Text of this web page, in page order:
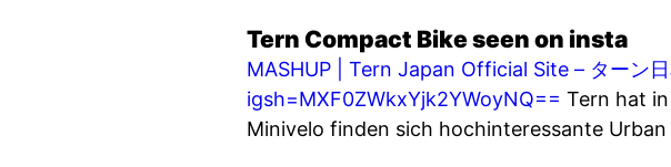
Tern Compact Bike seen on insta
MASHUP | Tern Japan Official Site – ターン日
igsh=MXF0ZWkxYjk2YWoyNQ== Tern hat
Minivelo finden sich hochinteressante Urban